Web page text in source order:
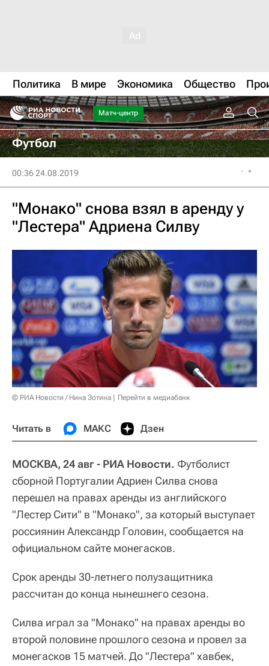
Политика В мире Экономика Общество
Матч-центр
Футбол
00:36 24.08.2019
"Монако" снова взял в аренду у
"Лестера" Адриена Силву
© РИА Новости / Нина Зотина Перейти в медиабанк
Читать в МАКС Дзен
МОСКВА, 24 авг - РИА Новости. Футболист
сборной Португалии Адриен Силва снова
перешел на правах аренды из английского
"Лестер Сити" в "Монако", за который выступает
россиянин Александр Головин, сообщается на
официальном сайте монегасков.
Срок аренды 30-летнего полузащитника
рассчитан до конца нынешнего сезона.
Силва играл за "Монако" на правах аренды во
второй половине прошлого сезона и провел за
монегасков 15 матчей. До "Лестера" хавбек,